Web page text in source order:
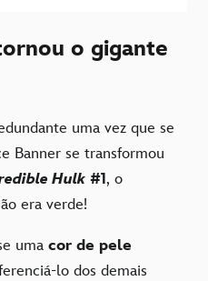
o gigante
uma vez que se
Banner se transformou
Hulk #1, o
era verde!
uma cor de pele
lo dos demais